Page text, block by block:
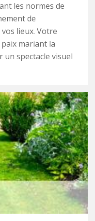
les normes de
de
vos lieux. Votre
mariant la
spectacle visuel